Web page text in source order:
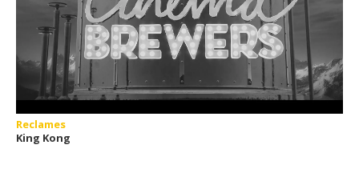
Reclames
King Kong